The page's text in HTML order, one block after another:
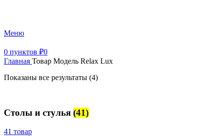
Меню
0 пунктов ₽0
Главная Товар Модель Relax Lux
Показаны все результаты (4)
Столы и стулья (41)
41 товар